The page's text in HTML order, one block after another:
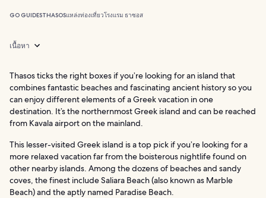
GO GUIDESTHASOSแหล่งท่องเที่ยวโรงแรม ธาซอส
เนื้อหา
Thasos ticks the right boxes if you’re looking for an island that
combines fantastic beaches and fascinating ancient history so you
can enjoy different elements of a Greek vacation in one
destination. It’s the northernmost Greek island and can be reached
from Kavala airport on the mainland.
This lesser-visited Greek island is a top pick if you’re looking for a
more relaxed vacation far from the boisterous nightlife found on
other nearby islands. Among the dozens of beaches and sandy
coves, the finest include Saliara Beach (also known as Marble
Beach) and the aptly named Paradise Beach.